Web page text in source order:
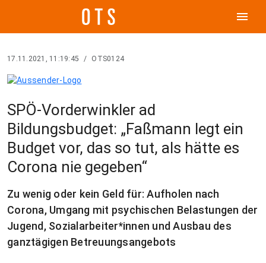
menu
17.11.2021, 11:19:45 / OTS0124
SPÖ-Vorderwinkler ad
Bildungsbudget: „Faßmann legt ein
Budget vor, das so tut, als hätte es
Corona nie gegeben“
Zu wenig oder kein Geld für: Aufholen nach
Corona, Umgang mit psychischen Belastungen der
Jugend, Sozialarbeiter*innen und Ausbau des
ganztägigen Betreuungsangebots